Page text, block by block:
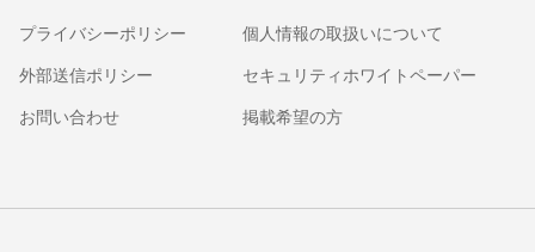
プライバシーポリシー 個人情報の取扱いについて
外部送信ポリシー セキュリティホワイトペーパー
お問い合わせ 掲載希望の方